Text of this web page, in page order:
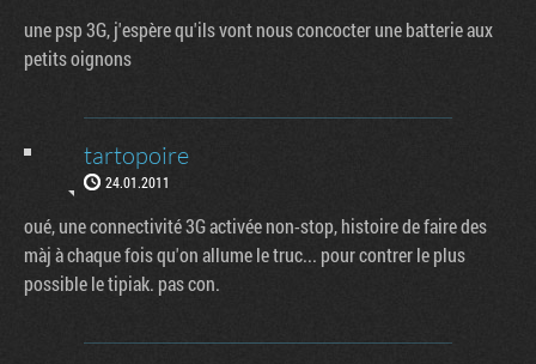
une psp 3G, j'espère qu'ils vont nous concocter une batterie aux
petits oignons
tartopoire
24.01.2011
oué, une connectivité 3G activée non-stop, histoire de faire des
màj à chaque fois qu'on allume le truc... pour contrer le plus
possible le tipiak. pas con.